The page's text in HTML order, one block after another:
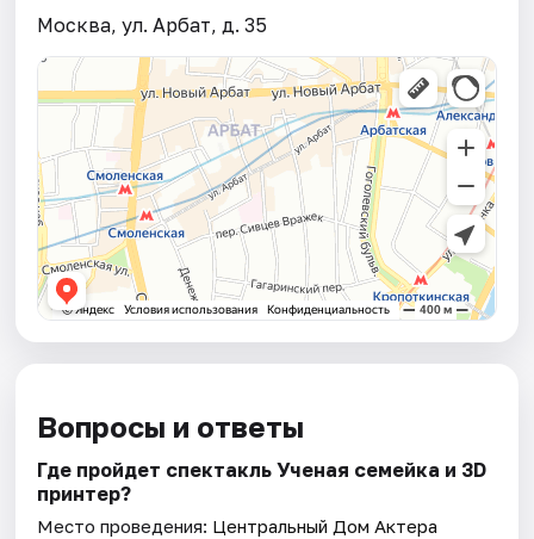
Москва, ул. Арбат, д. 35
Вопросы и ответы
Где пройдет спектакль Ученая семейка и 3D
принтер?
Место проведения: Центральный Дом Актера